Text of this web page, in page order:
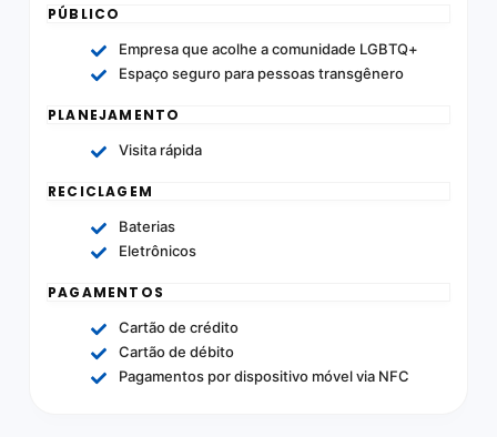
PÚBLICO
Empresa que acolhe a comunidade LGBTQ+
Espaço seguro para pessoas transgênero
PLANEJAMENTO
Visita rápida
RECICLAGEM
Baterias
Eletrônicos
PAGAMENTOS
Cartão de crédito
Cartão de débito
Pagamentos por dispositivo móvel via NFC